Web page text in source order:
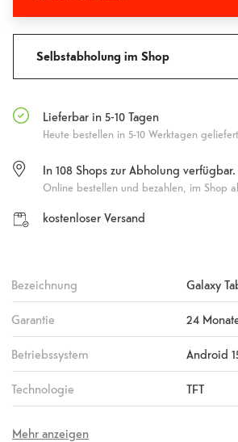
Selbstabholung im Shop
Lieferbar in 5-10 Tagen
Heute bestellen in 5-10 Werktagen geliefert
In 108Shops zur Abholung verfügbar.
Online bestellen und bezahlen, im Shop
kostenloser Versand
Bezeichnung Galaxy
Garantie 24
Betriebssystem Android
Technologie TFT
Mehr anzeigen